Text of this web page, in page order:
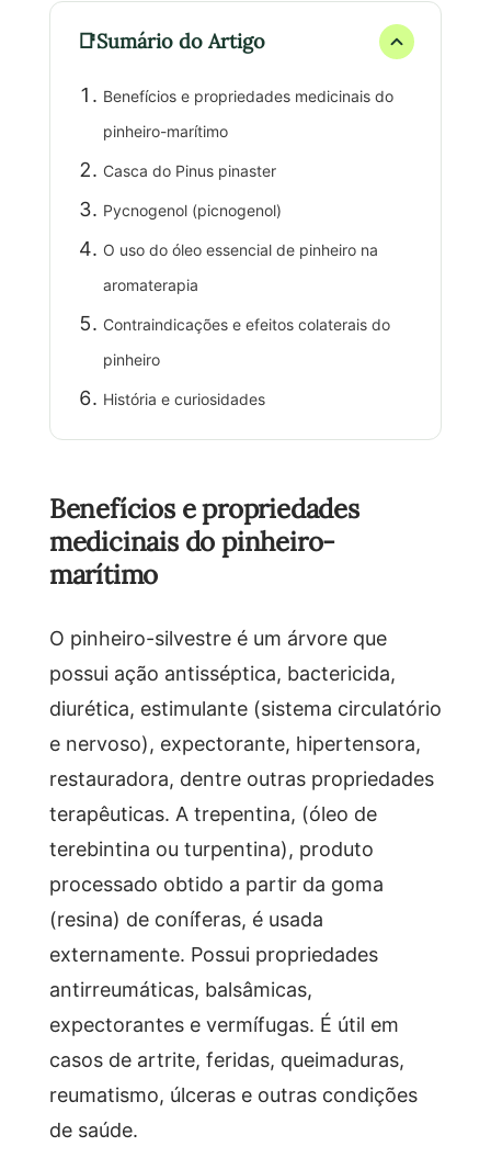
Sumário do Artigo
Benefícios e propriedades medicinais do
pinheiro-marítimo
Casca do Pinus pinaster
Pycnogenol (picnogenol)
O uso do óleo essencial de pinheiro na
aromaterapia
Contraindicações e efeitos colaterais do
pinheiro
História e curiosidades
Benefícios e propriedades
medicinais do pinheiro-
marítimo
O pinheiro-silvestre é um árvore que
possui ação antisséptica, bactericida,
diurética, estimulante (sistema circulatório
e nervoso), expectorante, hipertensora,
restauradora, dentre outras propriedades
terapêuticas. A trepentina, (óleo de
terebintina ou turpentina), produto
processado obtido a partir da goma
(resina) de coníferas, é usada
externamente. Possui propriedades
antirreumáticas, balsâmicas,
expectorantes e vermífugas. É útil em
casos de artrite, feridas, queimaduras,
reumatismo, úlceras e outras condições
de saúde.